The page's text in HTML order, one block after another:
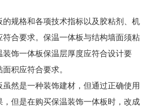
的规格和各项技术指标以及胶粘剂、机
合要求。保温一体板与结构墙面须粘
饰一体板保温层厚度应符合设计要
积应符合要求。
然是一种装饰建材，但通过正确使用
但是在购买保温装饰一体板时，改成